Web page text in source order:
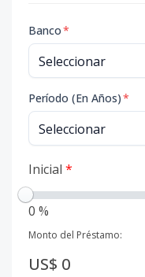
Banco*
Período (En Años)*
Inicial *
0 %
Monto del Préstamo:
US$ 0